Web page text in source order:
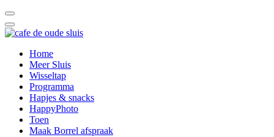
Home
Meer Sluis
Wisseltap
Programma
Hapjes & snacks
HappyPhoto
Toen
Maak Borrel afspraak